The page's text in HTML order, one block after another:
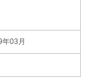
年03月